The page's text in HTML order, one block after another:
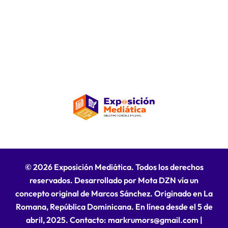
© 2026 Exposición Mediática. Todos los derechos
reservados. Desarrollado por Mota DZN vía un
concepto original de Marcos Sánchez. Originado en La
Romana, República Dominicana. En línea desde el 5 de
abril, 2025. Contacto: markrumors@gmail.com |